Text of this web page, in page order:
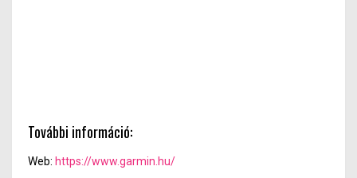
További információ:
Web: https://www.garmin.hu/